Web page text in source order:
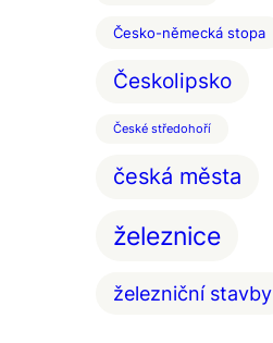
Česko-německá stopa
Českolipsko
České středohoří
česká města
železnice
železniční stavby